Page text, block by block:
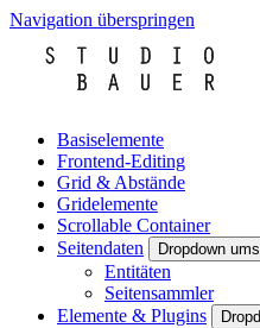
Navigation überspringen
Basiselemente
Frontend-Editing
Grid & Abstände
Gridelemente
Scrollable Container
Seitendaten
Dropdown
Entitäten
Seitensammler
Elemente & Plugins